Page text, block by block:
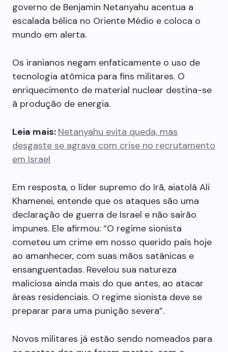
governo de Benjamin Netanyahu acentua a
escalada bélica no Oriente Médio e coloca o
mundo em alerta.
Os iranianos negam enfaticamente o uso de
tecnologia atômica para fins militares. O
enriquecimento de material nuclear destina-se
à produção de energia.
Leia mais: Netanyahu evita queda, mas
desgaste se agrava com crise no recrutamento
em Israel
Em resposta, o líder supremo do Irã, aiatolá Ali
Khamenei, entende que os ataques são uma
declaração de guerra de Israel e não sairão
impunes. Ele afirmou: “O regime sionista
cometeu um crime em nosso querido país hoje
ao amanhecer, com suas mãos satânicas e
ensanguentadas. Revelou sua natureza
maliciosa ainda mais do que antes, ao atacar
áreas residenciais. O regime sionista deve se
preparar para uma punição severa”.
Novos militares já estão sendo nomeados para